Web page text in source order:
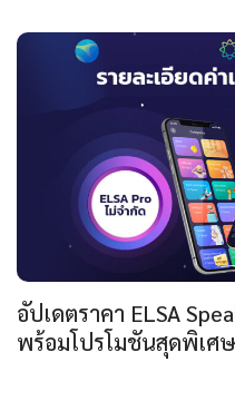
อัปเดตราคา ELSA
พร้อมโปรโมชันสุดพิเศษ